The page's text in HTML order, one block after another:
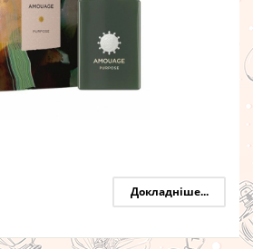
Докладніше...